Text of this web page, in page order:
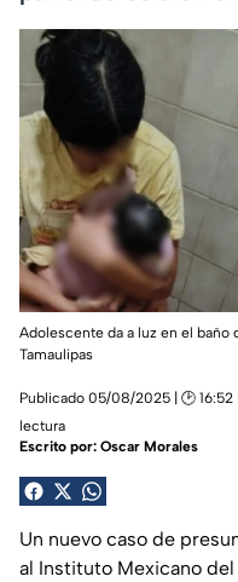
Adolescente da a luz en el baño
Tamaulipas
Publicado 05/08/2025 | 🕑 16:52
lectura
Escrito por: Oscar Morales
Un nuevo caso de
al Instituto Mexicano del